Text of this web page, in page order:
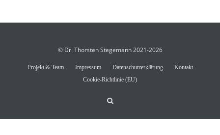
© Dr. Thorsten Stegemann 2021-2026
Projekt & Team Impressum Datenschutzerklärung
Kontakt
Cookie-Richtlinie (EU)